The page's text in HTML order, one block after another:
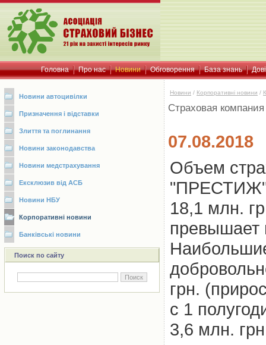
Головна Про нас Новини Обговорення База знань
Новини автоцивілки
Призначення і відставки
Злиття та поглинання
Новини законодавства
Новини медстрахування
Ексклюзив від АСБ
Новини НБУ
Корпоративні новини
Банківські новини
Поиск по сайту
Новини / Корпоративні новини /
Страховая
07.08.2018
Объем
"ПРЕСТИЖ"
18,1 млн.
превышает
грн.
с 1
3,6 млн.